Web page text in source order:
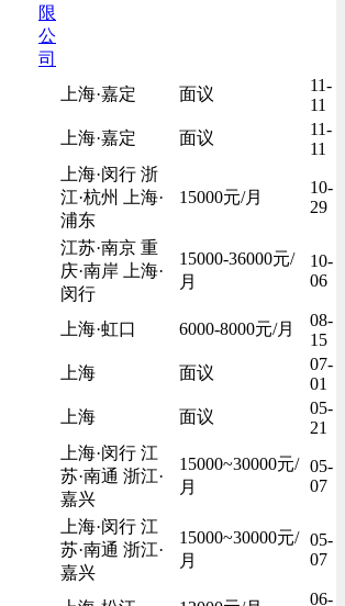
限
公
司
上海·嘉定 面议
11-
11
上海·嘉定
面议
11-
11
上海·闵行 浙
江·杭州 上海·
浦东
15000元/月
10-
29
江苏·南京 重
庆·南岸 上海·
闵行
15000-36000元/
月
10-
06
上海·虹口 6000-8000元/月
08-
15
上海
面议
07-
01
上海
面议
05-
21
上海·闵行 江
苏·南通 浙江·
嘉兴
15000~30000元/
月
05-
07
上海·闵行 江
苏·南通 浙江·
嘉兴
15000~30000元/
月
05-
07
06-